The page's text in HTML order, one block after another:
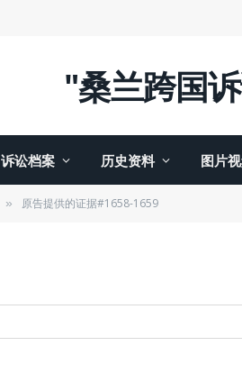
"桑兰跨国
诉讼档案 历史资料 图片
» 原告提供的证据#1658-1659